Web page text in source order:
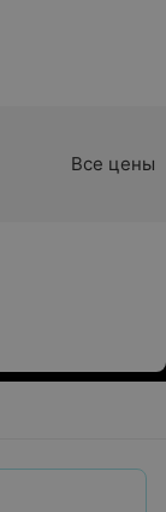
Все цены